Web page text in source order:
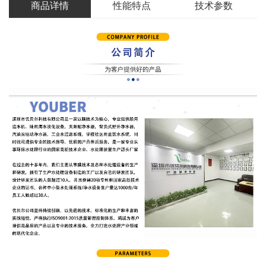
商品详情 性能特点 技术参数